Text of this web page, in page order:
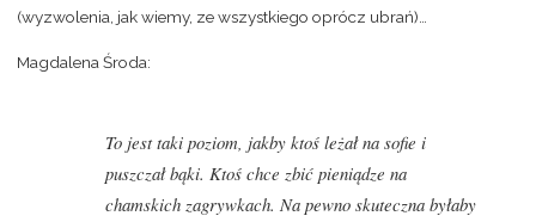
(wyzwolenia, jak wiemy, ze wszystkiego oprócz ubrań)…
Magdalena Środa:
To jest taki poziom, jakby ktoś leżał na sofie i
puszczał bąki. Ktoś chce zbić pieniądze na
chamskich zagrywkach. Na pewno skuteczna byłaby